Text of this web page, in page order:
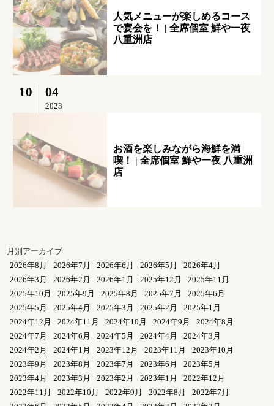
人気メニューが楽しめるコース
で宴会を！ | 全席個室 鮮や一夜
八重洲店
10 04
2023
お酒を楽しみながら海鮮を満
喫！ | 全席個室 鮮や一夜 八重洲
店
月別アーカイブ
2026年8月
2026年7月 2026年6月 2026年5月
2026年4月
2026年3月
2026年2月 2026年1月 2025年12月
2025年11月
2025年10月
2025年9月 2025年8月 2025年7月
2025年6月
2025年5月
2025年4月 2025年3月 2025年2月
2025年1月
2024年12月
2024年11月 2024年10月 2024年9月
2024年8月
2024年7月
2024年6月 2024年5月 2024年4月
2024年3月
2024年2月
2024年1月 2023年12月 2023年11月
2023年10月
2023年9月
2023年8月 2023年7月 2023年6月
2023年5月
2023年4月
2023年3月 2023年2月 2023年1月
2022年12月
2022年11月
2022年10月 2022年9月 2022年8月
2022年7月